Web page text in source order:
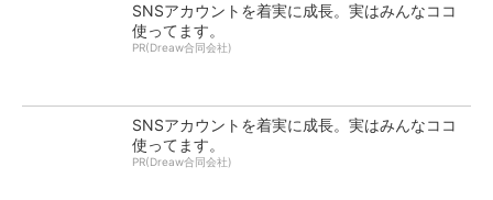
SNSアカウントを着実に成長。実はみんなココ
使ってます。
PR(Dreaw合同会社)
SNSアカウントを着実に成長。実はみんなココ
使ってます。
PR(Dreaw合同会社)